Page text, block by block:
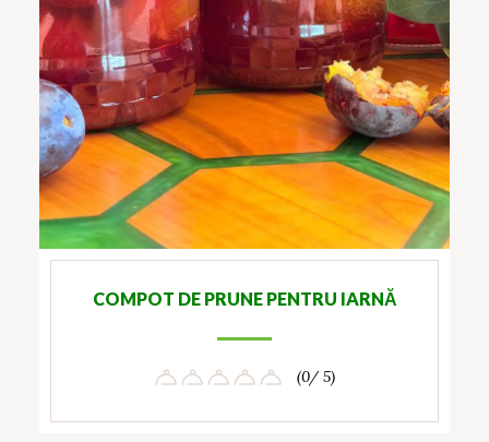
COMPOT DE PRUNE PENTRU IARNĂ
(0/ 5)